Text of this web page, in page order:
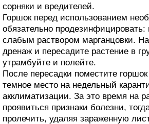
сорняки и вредителей.
Горшок перед использованием
обязательно
слабым раствором марганцовки.
дренаж и пересадите растение в
утрамбуйте и полейте.
После пересадки поместите
темное место на недельный
акклиматизации. За это время на
проявиться признаки болезни,
пролечить, удаляя зараженную